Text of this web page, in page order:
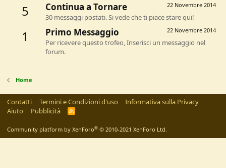
5 22 Novembre 2014
Continua a Tornare
30 messaggi postati. Si vede che ti piace stare qui!
1 22 Novembre 2014
Primo Messaggio
Per ricevere questo trofeo, Inserisci un messaggio nel
forum.
Home
Contatti Termini e Condizioni d'uso
Informativa sulla Privacy
Aiuto
Pubblicità
R
S
Community platform by XenForo® © 2010-2021 XenForo Ltd.